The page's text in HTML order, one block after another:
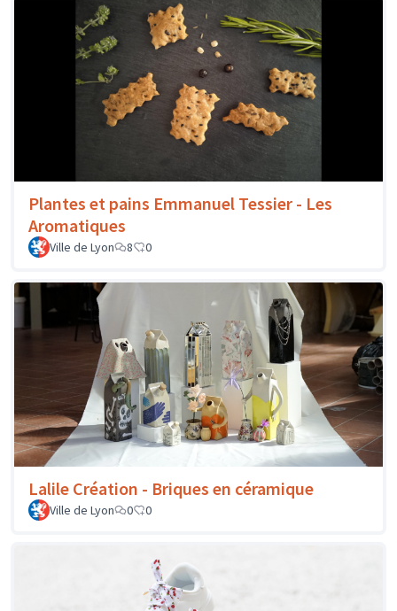
Plantes et pains Emmanuel Tessier - Les
Aromatiques
Ville de Lyon 8 0
Lalile Création - Briques en céramique
Ville de Lyon 0 0